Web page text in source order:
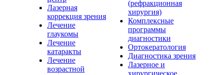
Лазерная
коррекция зрения
Лечение
глаукомы
Лечение
катаракты
Лечение
возрастной
(рефракционная
хирургия)
Комплексные
программы
диагностики
Ортокератология
Диагностика зрения
Лазерное и
хирургическое